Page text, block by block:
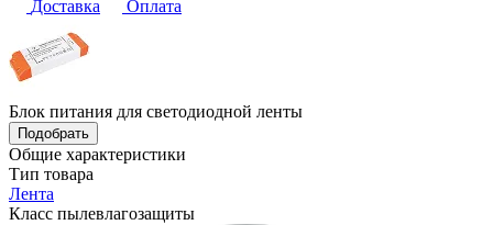
Доставка Оплата
Блок питания для светодиодной ленты
Подобрать
Общие характеристики
Тип товара
Лента
Класс пылевлагозащиты